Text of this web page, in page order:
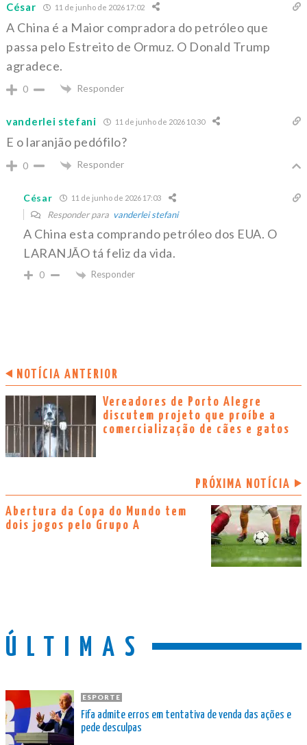
César 11 de junho de 2026 17:02
A China é a Maior compradora do petróleo que
passa pelo Estreito de Ormuz. O Donald Trump
agradece.
0 Responder
vanderlei stefani 11 de junho de 2026 10:30
E o laranjão pedófilo?
0 Responder
César 11 de junho de 2026 17:03
Responder para vanderlei stefani
A China esta comprando petróleo dos EUA. O
LARANJÃO tá feliz da vida.
0 Responder
NOTÍCIA ANTERIOR
Vereadores de Porto Alegre
discutem projeto que proíbe a
comercialização de cães e gatos
PRÓXIMA NOTÍCIA
Abertura da Copa do Mundo tem
dois jogos pelo Grupo A
ÚLTIMAS
ESPORTE
Fifa admite erros em tentativa de venda das ações e
pede desculpas